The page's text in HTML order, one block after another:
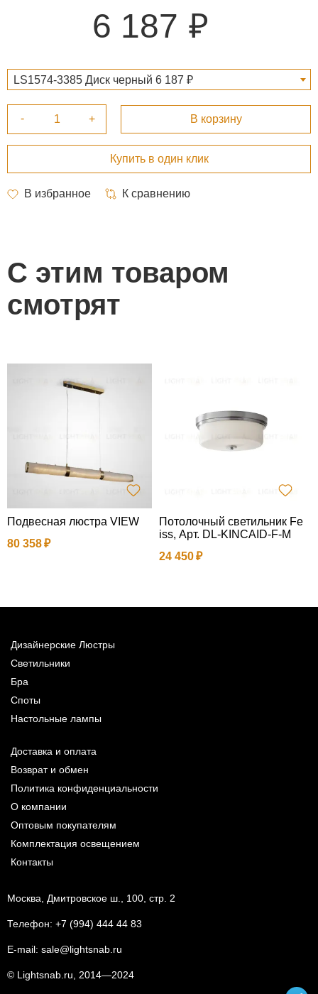
6 187
LS1574-3385 Диск черный 6 187 ₽
С этим товаром
смотрят
Подвесная люстра VIEW
80 358
Потолочный светильник Fe
iss, Арт. DL-KINCAID-F-M
24 450
Дизайнерские Люстры
Светильники
Бра
Споты
Настольные лампы
Доставка и оплата
Возврат и обмен
Политика конфиденциальности
О компании
Оптовым покупателям
Комплектация освещением
Контакты
Москва, Дмитровское ш., 100, стр. 2
Телефон: +7 (994) 444 44 83
E-mail: sale@lightsnab.ru
© Lightsnab.ru, 2014—2024